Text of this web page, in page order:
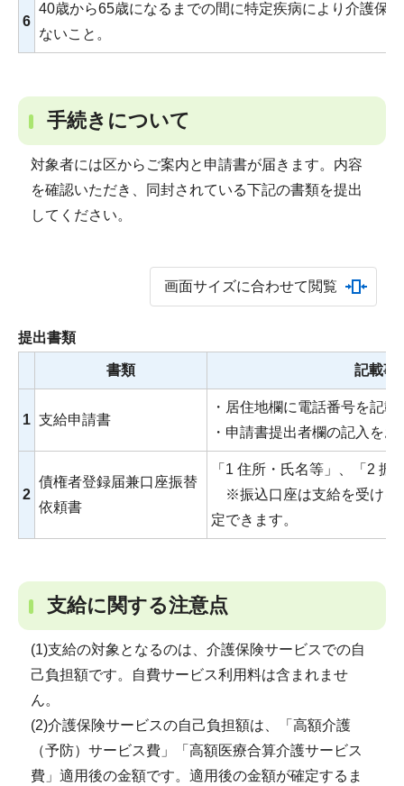
6
40歳から65歳になるまでの間に特定疾病により介護保
ないこと。
手続きについて
対象者には区からご案内と申請書が届きます。内容
を確認いただき、同封されている下記の書類を提出
してください。
画面サイズに合わせて閲覧
提出書類
書類 記載事
1 支給申請書
・居住地欄に電話番号を記載
・申請書提出者欄の記入を
2
債権者登録届兼口座振替
依頼書
「1 住所・氏名等」、「2 振
※振込口座は支給を受ける
定できます。
支給に関する注意点
(1)支給の対象となるのは、介護保険サービスでの自
己負担額です。自費サービス利用料は含まれませ
ん。
(2)介護保険サービスの自己負担額は、「高額介護
（予防）サービス費」「高額医療合算介護サービス
費」適用後の金額です。適用後の金額が確定するま